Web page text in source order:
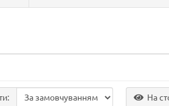
На